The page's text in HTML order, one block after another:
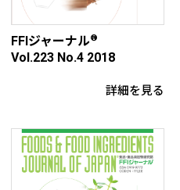
FFIジャーナル®
Vol.223 No.4 2018
詳細を見る